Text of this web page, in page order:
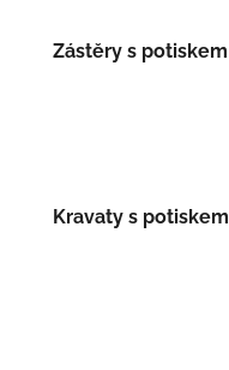
Zástěry s potiskem
Kravaty s potiskem